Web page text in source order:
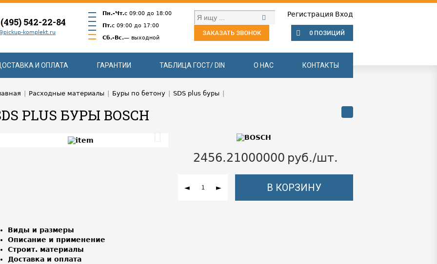
542-22-84
komplekt.ru
Пн.-Чт.с 09:00 до 18:00
Пт.с 09:00 до 17:00
Сб.-Вс.— выходной
Регистрация Вход
ЗАКАЗАТЬ ЗВОНОК 0 ПОЗИЦИЙ
И ОПЛАТА ГАРАНТИИ ТАБЛИЦА ГОСТ/ DIN О НАС КОНТАКТЫ
Расходные материалы Буры по бетону SDS plus буры
PLUS БУРЫ BOSCH
2456.21000000 руб./шт.
◄ ► В КОРЗИНУ
Виды и размеры
Описание и применение
Строит. материалы
Доставка и оплата